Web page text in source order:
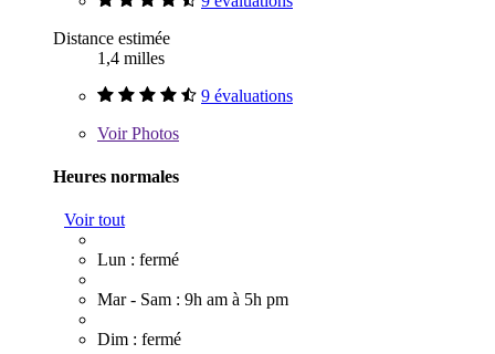
Distance estimée
1,4 milles
9 évaluations
VoirPhotos
Heures normales
Voir tout
Lun : fermé
Mar - Sam : 9h am à 5h pm
Dim : fermé